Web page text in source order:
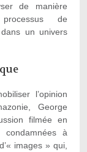
de manière
de
un univers
l’opinion
George
filmée en
à
images » qui,